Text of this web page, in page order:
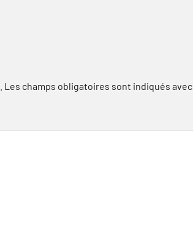
Les champs obligatoires sont indiqués avec